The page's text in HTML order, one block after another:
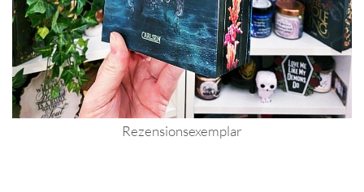
Rezensionsexemplar